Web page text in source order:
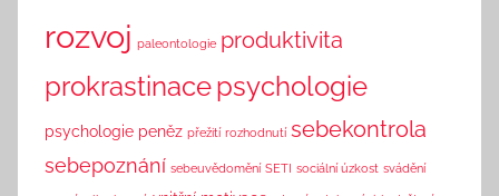
rozvoj paleontologie produktivita
prokrastinacepsychologie
psychologie peněz přežití rozhodnutí sebekontrola
sebepoznání sebeuvědomění SETI sociální úzkost svádění